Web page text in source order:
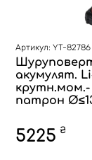
Артикул: YT-82786
акумулят.
крутн.мом.-
патрон
5225 ₴